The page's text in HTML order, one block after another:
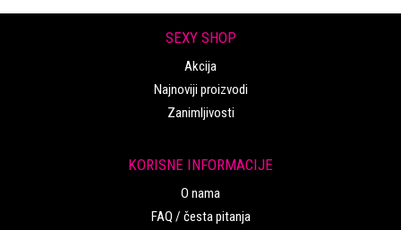
SEXY SHOP
Akcija
Najnoviji proizvodi
Zanimljivosti
KORISNE INFORMACIJE
O nama
FAQ / česta pitanja